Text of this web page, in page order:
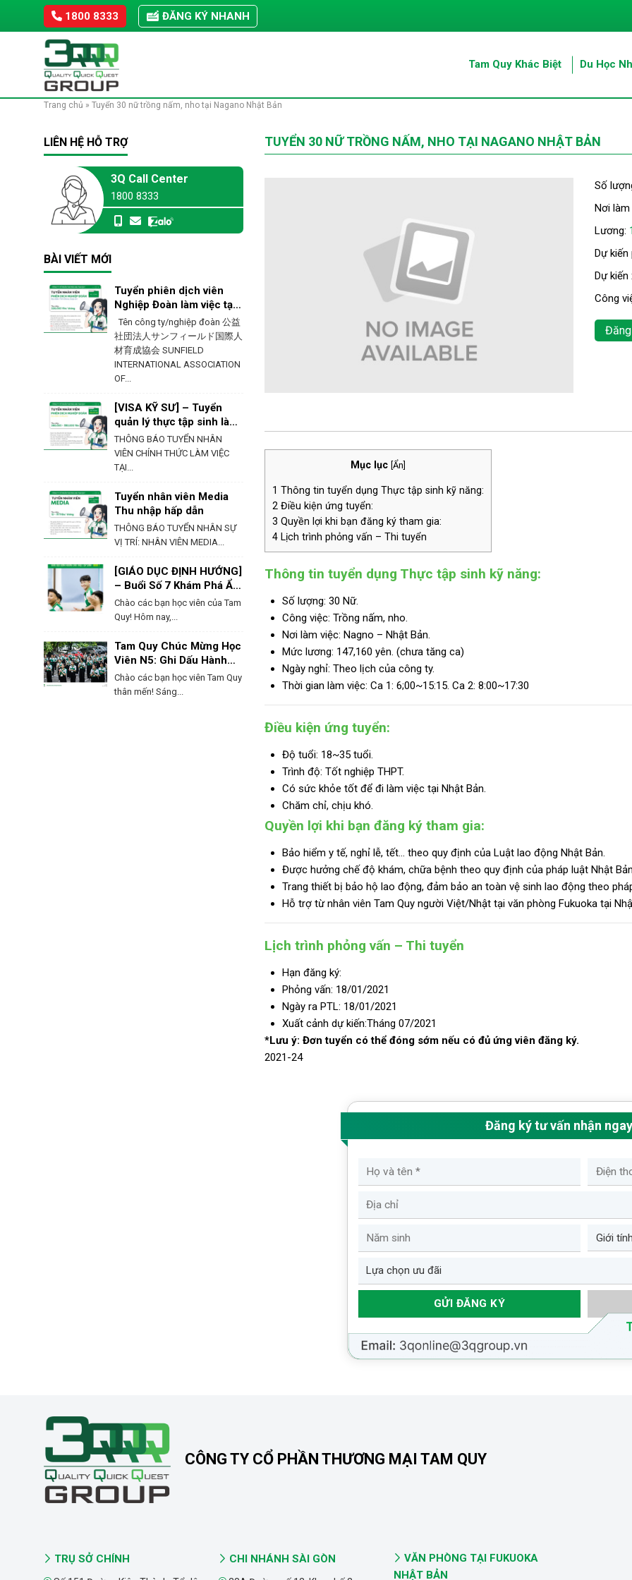
1800 8333 ĐĂNG KÝ NHANH
Tam Quy Khác Biệt Du Học
Trang chủ » Tuyển 30 nữ trồng nấm, nho tại Nagano Nhật Bản
LIÊN HỆ HỖ TRỢ
3Q Call Center
1800 8333
BÀI VIẾT MỚI
Tuyển phiên dịch viên
Nghiệp Đoàn làm việc tại
Ehime – Nhật Bản
Tên công ty/nghiệp đoàn 公益
社団法人サンフィールド国際人
材育成協会 SUNFIELD
INTERNATIONAL ASSOCIATION
OF...
[VISA KỸ SƯ] – Tuyển
quản lý thực tập sinh làm
việc tại Hokkaido
THÔNG BÁO TUYỂN NHÂN
VIÊN CHÍNH THỨC LÀM VIỆC
TẠI...
Tuyển nhân viên Media
Thu nhập hấp dẫn
THÔNG BÁO TUYỂN NHÂN SỰ
VỊ TRÍ: NHÂN VIÊN MEDIA...
[GIÁO DỤC ĐỊNH HƯỚNG]
– Buổi Số 7 Khám Phá Ẩm
Thực & Phong Tục Của
Nhật Bản
Chào các bạn học viên của Tam
Quy! Hôm nay,...
Tam Quy Chúc Mừng Học
Viên N5: Ghi Dấu Hành
Trình, Mở Lối Tương Lai!
Chào các bạn học viên Tam Quy
thân mến! Sáng...
TUYỂN 30 NỮ TRỒNG NẤM, NHO TẠI NAGANO NHẬT BẢN
Số
Nơi
Lương:
Dự kiến
Dự kiến
Công
Mục lục Ẩn
1 Thông tin tuyển dụng Thực tập sinh kỹ năng:
2Điều kiện ứng tuyển:
3 Quyền lợi khi bạn đăng ký tham gia:
4Lịch trình phỏng vấn – Thi tuyển
Thông tin tuyển dụng Thực tập sinh kỹ năng:
Số lượng: 30 Nữ.
Công việc: Trồng nấm, nho.
Nơi làm việc: Nagno – Nhật Bản.
Mức lương: 147,160 yên. (chưa tăng ca)
Ngày nghỉ: Theo lịch của công ty.
Thời gian làm việc: Ca 1: 6;00~15:15. Ca 2: 8:00~17:30
Điều kiện ứng tuyển:
Độ tuổi: 18~35 tuổi.
Trình độ: Tốt nghiệp THPT.
Có sức khỏe tốt để đi làm việc tại Nhật Bản.
Chăm chỉ, chịu khó.
Quyền lợi khi bạn đăng ký tham gia:
Bảo hiểm y tế, nghỉ lễ, tết… theo quy định của Luật lao động Nhật Bản.
Được hưởng chế độ khám, chữa bệnh theo quy định của pháp luật Nhật
Trang thiết bị bảo hộ lao động, đảm bảo an toàn vệ sinh lao động theo
Hỗ trợ từ nhân viên Tam Quy người Việt/Nhật tại văn phòng Fukuoka tại
Lịch trình phỏng vấn – Thi tuyển
Hạn đăng ký:
Phỏng vấn: 18/01/2021
Ngày ra PTL: 18/01/2021
Xuất cảnh dự kiến:Tháng 07/2021
*Lưu ý: Đơn tuyển có thể đóng sớm nếu có đủ ứng viên đăng ký.
2021-24
Đăng ký tư vấn nhận ngay
CÔNG TY CỔ PHẦN THƯƠNG MẠI TAM QUY
TRỤ SỞ CHÍNH CHI NHÁNH SÀI GÒN
VĂN PHÒNG TẠI FUKUOKA
NHẬT BẢN